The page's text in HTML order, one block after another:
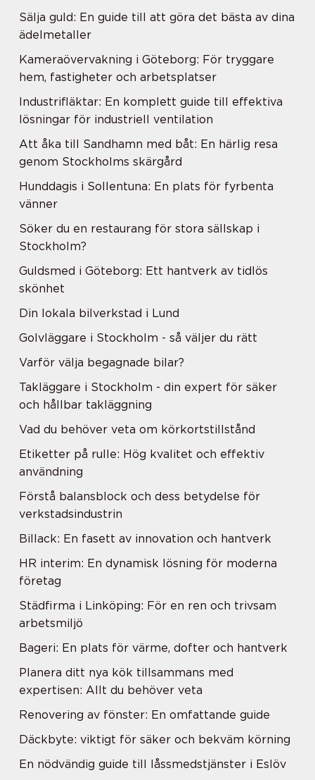
Sälja guld: En guide till att göra det bästa av dina
ädelmetaller
Kameraövervakning i Göteborg: För tryggare
hem, fastigheter och arbetsplatser
Industrifläktar: En komplett guide till effektiva
lösningar för industriell ventilation
Att åka till Sandhamn med båt: En härlig resa
genom Stockholms skärgård
Hunddagis i Sollentuna: En plats för fyrbenta
vänner
Söker du en restaurang för stora sällskap i
Stockholm?
Guldsmed i Göteborg: Ett hantverk av tidlös
skönhet
Din lokala bilverkstad i Lund
Golvläggare i Stockholm - så väljer du rätt
Varför välja begagnade bilar?
Takläggare i Stockholm - din expert för säker
och hållbar takläggning
Vad du behöver veta om körkortstillstånd
Etiketter på rulle: Hög kvalitet och effektiv
användning
Förstå balansblock och dess betydelse för
verkstadsindustrin
Billack: En fasett av innovation och hantverk
HR interim: En dynamisk lösning för moderna
företag
Städfirma i Linköping: För en ren och trivsam
arbetsmiljö
Bageri: En plats för värme, dofter och hantverk
Planera ditt nya kök tillsammans med
expertisen: Allt du behöver veta
Renovering av fönster: En omfattande guide
Däckbyte: viktigt för säker och bekväm körning
En nödvändig guide till låssmedstjänster i Eslöv